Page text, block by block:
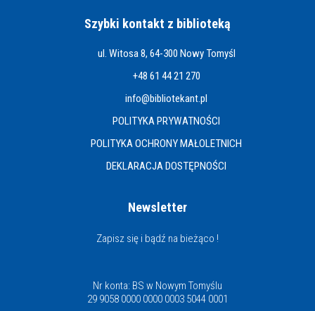
Szybki kontakt z biblioteką
ul. Witosa 8, 64-300 Nowy Tomyśl
+48 61 44 21 270
info@bibliotekant.pl
POLITYKA PRYWATNOŚCI
POLITYKA OCHRONY MAŁOLETNICH
DEKLARACJA DOSTĘPNOŚCI
Newsletter
Zapisz się i bądź na bieżąco !
Nr konta: BS w Nowym Tomyślu
29 9058 0000 0000 0003 5044 0001